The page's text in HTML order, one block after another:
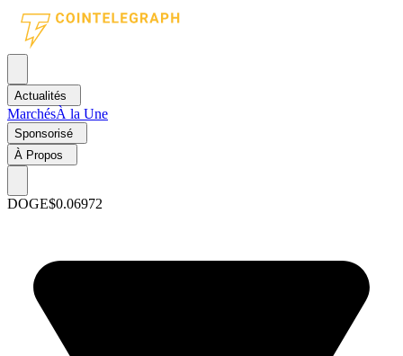
Actualités
MarchésÀ la Une
Sponsorisé
À Propos
DOGE$0.06972